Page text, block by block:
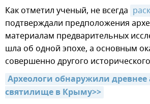
Как отметил ученый, не всегда
подтверждали предположения
материалам предварительных
шла об одной эпохе, а основным
совершенно другого
Археологи обнаружили
святилище в Крыму>>